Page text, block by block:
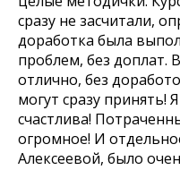
сразу не засчитали,
доработка была
проблем, без доплат.
отлично, без
могут сразу принять!
счастлива!
огромное! И
Алексеевой, было